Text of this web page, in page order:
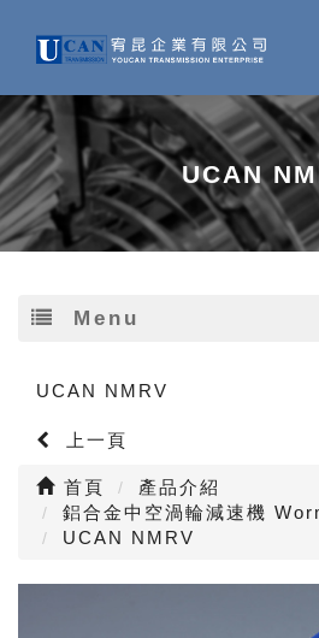
UCAN
Menu
UCAN NMRV
上一頁
首頁
產品介紹
鋁合金中空渦輪減速機
UCAN NMRV